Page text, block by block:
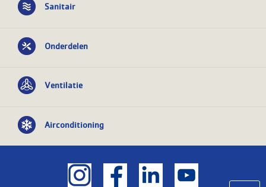
Sanitair
Onderdelen
Ventilatie
Airconditioning